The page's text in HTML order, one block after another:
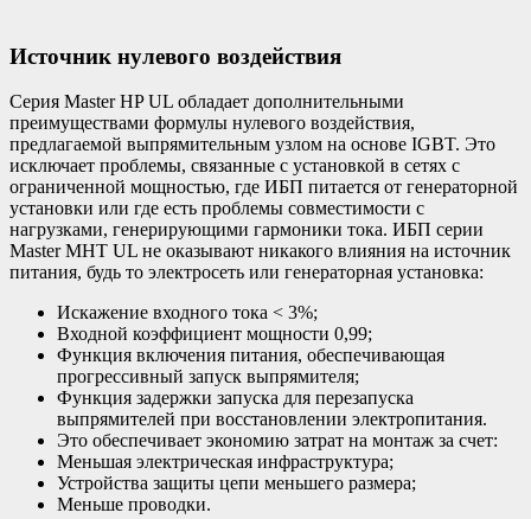
Источник нулевого воздействия
Серия Master HP UL обладает дополнительными
преимуществами формулы нулевого воздействия,
предлагаемой выпрямительным узлом на основе IGBT. Это
исключает проблемы, связанные с установкой в сетях с
ограниченной мощностью, где ИБП питается от генераторной
установки или где есть проблемы совместимости с
нагрузками, генерирующими гармоники тока. ИБП серии
Master MHT UL не оказывают никакого влияния на источник
питания, будь то электросеть или генераторная установка:
Искажение входного тока < 3%;
Входной коэффициент мощности 0,99;
Функция включения питания, обеспечивающая
прогрессивный запуск выпрямителя;
Функция задержки запуска для перезапуска
выпрямителей при восстановлении электропитания.
Это обеспечивает экономию затрат на монтаж за счет:
Меньшая электрическая инфраструктура;
Устройства защиты цепи меньшего размера;
Меньше проводки.